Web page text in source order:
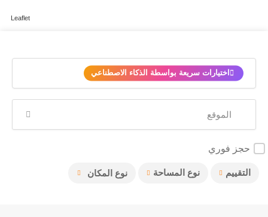
✨ اختيارات سريعة بواسطة الذكاء الاصطناعي
حجز فوري
نوع المكان التقييم نوع المساحة
Leaflet